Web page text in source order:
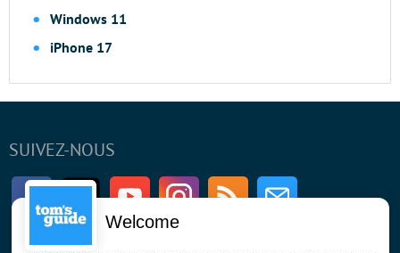
Windows 11
iPhone 17
SUIVEZ-NOUS
FacebookTwitter Youtube InstagramRSS Newsletter
Welcome